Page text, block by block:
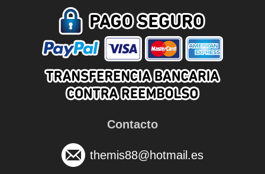
Contacto
themis88@hotmail.es